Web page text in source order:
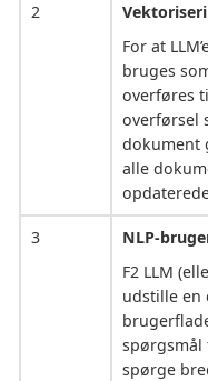
2
For at
bruges
overføres
overførsel
dokument
alle
3
NLP-
F2 LLM
udstille en
spørge